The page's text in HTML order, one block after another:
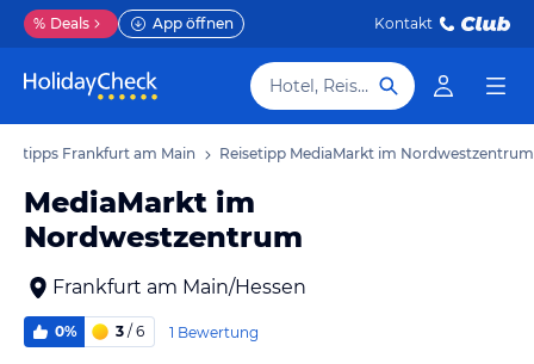
% Deals App öffnen Kontakt
Hotel, Reiseziel
Frankfurt am Main Reisetipp MediaMarkt im Nordwestzentrum
MediaMarkt im
Nordwestzentrum
Frankfurt am Main/Hessen
0% 3 / 6 1 Bewertung